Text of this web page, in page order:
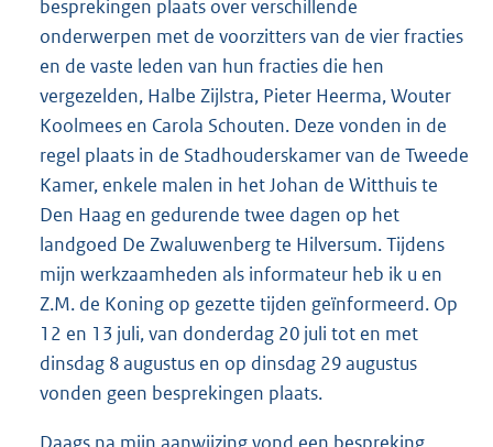
besprekingen plaats over verschillende
onderwerpen met de voorzitters van de vier fracties
en de vaste leden van hun fracties die hen
vergezelden, Halbe Zijlstra, Pieter Heerma, Wouter
Koolmees en Carola Schouten. Deze vonden in de
regel plaats in de Stadhouderskamer van de Tweede
Kamer, enkele malen in het Johan de Witthuis te
Den Haag en gedurende twee dagen op het
landgoed De Zwaluwenberg te Hilversum. Tijdens
mijn werkzaamheden als informateur heb ik u en
Z.M. de Koning op gezette tijden geïnformeerd. Op
12 en 13 juli, van donderdag 20 juli tot en met
dinsdag 8 augustus en op dinsdag 29 augustus
vonden geen besprekingen plaats.